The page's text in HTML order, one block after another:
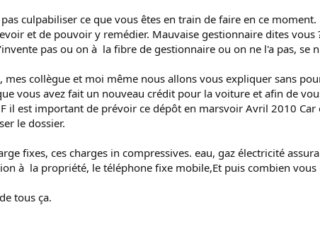
culpabiliser ce que vous êtes en train de faire en ce
et de pouvoir y remédier. Mauvaise gestionnaire dites
pas ou on à la fibre de gestionnaire ou on ne l'a pas, se
collègue et moi même nous allons vous expliquer sans
vous avez fait un nouveau crédit pour la voiture et afin de
il est important de prévoir ce dépôt en marsvoir Avril 2010
le dossier.
fixes, ces charges in compressives. eau, gaz électricité
à la propriété, le téléphone fixe mobile,Et puis combien
tous ça.